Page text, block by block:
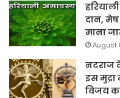
दान,
माना
August
नटराज
इस
विजय